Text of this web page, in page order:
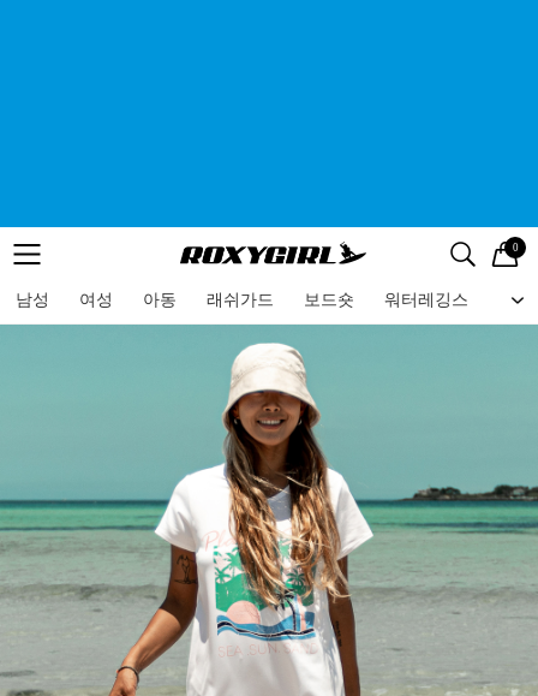
메뉴 검색
로고 0
남성 여성 아동 래쉬가드 보드숏 워터레깅스 비
메뉴